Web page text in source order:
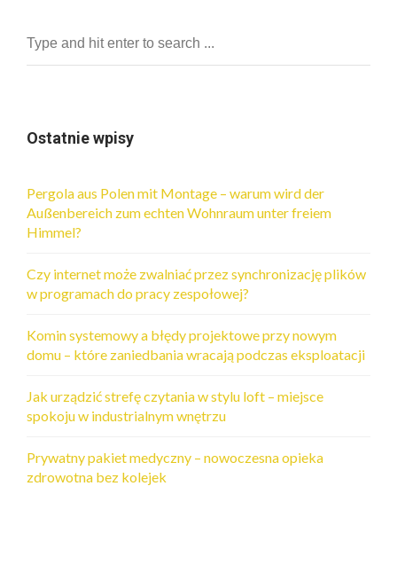
Ostatnie wpisy
Pergola aus Polen mit Montage – warum wird der
Außenbereich zum echten Wohnraum unter freiem
Himmel?
Czy internet może zwalniać przez synchronizację plików
w programach do pracy zespołowej?
Komin systemowy a błędy projektowe przy nowym
domu – które zaniedbania wracają podczas eksploatacji
Jak urządzić strefę czytania w stylu loft – miejsce
spokoju w industrialnym wnętrzu
Prywatny pakiet medyczny – nowoczesna opieka
zdrowotna bez kolejek